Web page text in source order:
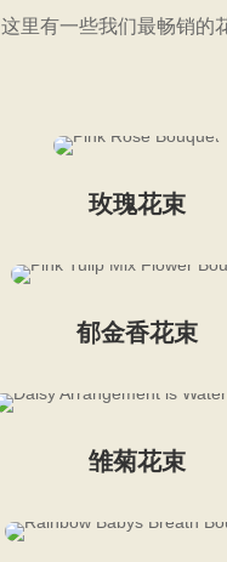
这里有一些我们最畅销的
玫瑰花束
郁金香花束
雏菊花束